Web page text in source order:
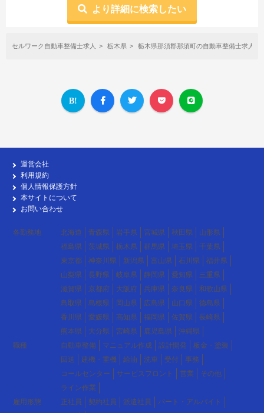
より詳細に検索したい
セルワーク自動車整備士求人 栃木県 栃木県那須郡那須町の自動車整備士求人
運営会社
利用規約
個人情報保護方針
本サイトについて
お問い合わせ
各勤務地 北海道 青森県 岩手県 宮城県 秋田県
山形県
福島県
茨城県 栃木県 群馬県 埼玉県
千葉県
東京都
神奈川県 新潟県 富山県 石川県
福井県
山梨県
長野県 岐阜県 静岡県 愛知県
三重県
滋賀県
京都府 大阪府 兵庫県 奈良県
和歌山県
鳥取県
島根県 岡山県 広島県 山口県
徳島県
香川県
愛媛県 高知県 福岡県 佐賀県
長崎県
熊本県
大分県 宮崎県 鹿児島県
沖縄県
職種
自動車整備 マニュアル作成 設計開発
板金・塗装
回送
建機・重機 給油 洗車 受付
事務
コールセンター
サービスフロント 営業
その他
ライン作業
雇用形態
正社員 契約社員 派遣社員
パート・アルバイト